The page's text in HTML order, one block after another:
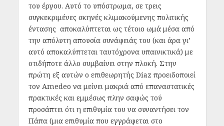
του έργου. Αυτό το υπόστρωμα, σε τρεις
συγκεκριμένες σκηνές κλιμακούμενης πολιτικής
έντασης αποκαλύπτεται ως τέτοιο ωμά μέσα από
την απόλυτη απουσία συνάφειάς του (και άρα γι’
αυτό αποκαλύπτεται ταυτόχρονα υπαινικτικά) με
οτιδήποτε άλλο συμβαίνει στην πλοκή. Στην
πρώτη εξ αυτών ο επιθεωρητής Diaz προειδοποιεί
τον Amedeo να μείνει μακριά από επαναστατικές
πρακτικές και εμμέσως πλην σαφώς τού
προσάπτει ότι η επιθυμία του να συναντήσει τον
Πάπα (μια επιθυμία που εγγράφεται στο